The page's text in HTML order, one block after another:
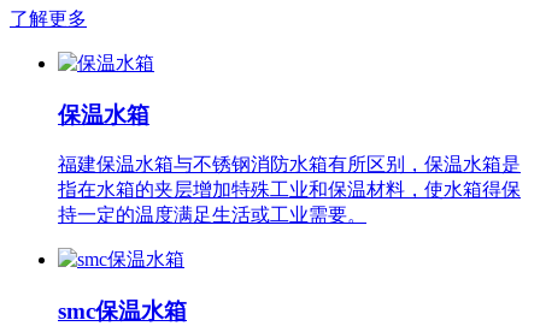
了解更多
保温水箱
福建保温水箱与不锈钢消防水箱有所区别，保温水箱是
指在水箱的夹层增加特殊工业和保温材料，使水箱得保
持一定的温度满足生活或工业需要。
smc保温水箱